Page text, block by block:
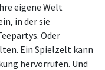
eigene Welt
in der sie
Oder
Ein Spielzelt kann
hervorrufen. Und